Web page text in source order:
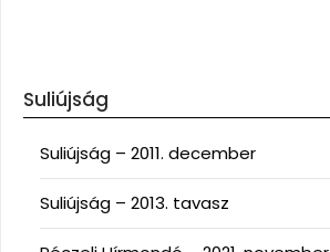
Suliújság
Suliújság – 2011. december
Suliújság – 2013. tavasz